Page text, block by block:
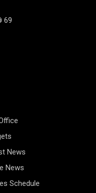
69
News
News
Schedule